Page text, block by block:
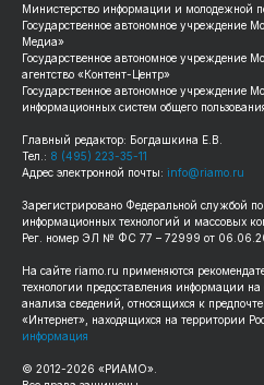
Министерство информации и молодежной
Государственное автономное учреждение
Медиа»
Государственное автономное учреждение
агентство «Контент-Центр»
Государственное автономное учреждение
информационных систем общего
Главный редактор: Богдашкина Е.В.
Тел.: 8 (495) 223-35-11
Адрес электронной почты: info@riamo.ru
Зарегистрировано Федеральной службой по
информационных технологий и массовых
Рег. номер ЭЛ № ФС 77 – 72999 от
На сайте riamo.ru применяются
технологии предоставления информации
анализа сведений, относящихся к
«Интернет», находящихся на территории
информация
© 2012-2026 «РИАМО».